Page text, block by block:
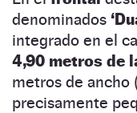
denominados
integrado en el
4,90 metros de
metros de ancho
precisamente